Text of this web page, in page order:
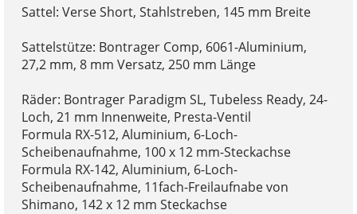
Sattel: Verse Short, Stahlstreben, 145 mm Breite
Sattelstütze: Bontrager Comp, 6061-Aluminium,
27,2 mm, 8 mm Versatz, 250 mm Länge
Räder: Bontrager Paradigm SL, Tubeless Ready, 24-
Loch, 21 mm Innenweite, Presta-Ventil
Formula RX-512, Aluminium, 6-Loch-
Scheibenaufnahme, 100 x 12 mm-Steckachse
Formula RX-142, Aluminium, 6-Loch-
Scheibenaufnahme, 11fach-Freilaufnabe von
Shimano, 142 x 12 mm Steckachse